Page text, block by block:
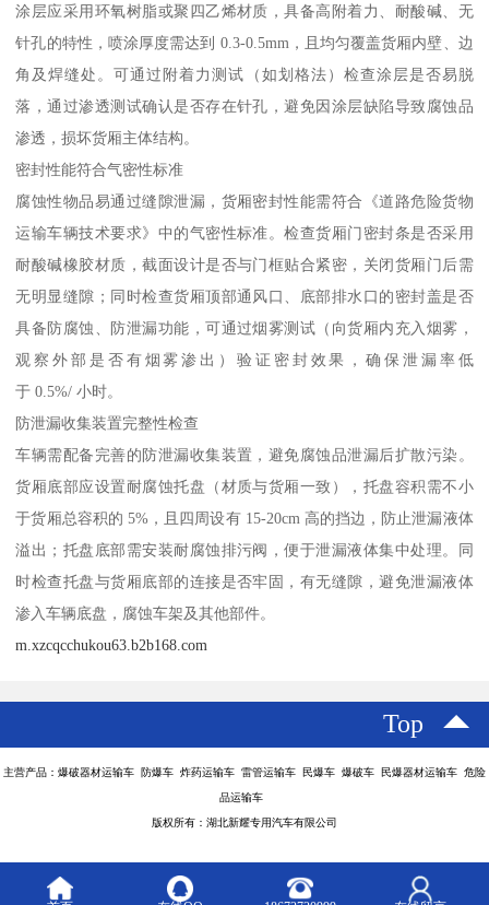
涂层应采用环氧树脂或聚四乙烯材质，具备高附着力、耐酸碱、无
针孔的特性，喷涂厚度需达到 0.3-0.5mm，且均匀覆盖货厢内壁、边
角及焊缝处。可通过附着力测试（如划格法）检查涂层是否易脱
落，通过渗透测试确认是否存在针孔，避免因涂层缺陷导致腐蚀品
渗透，损坏货厢主体结构。​
密封性能符合气密性标准​
腐蚀性物品易通过缝隙泄漏，货厢密封性能需符合《道路危险货物
运输车辆技术要求》中的气密性标准。检查货厢门密封条是否采用
耐酸碱橡胶材质，截面设计是否与门框贴合紧密，关闭货厢门后需
无明显缝隙；同时检查货厢顶部通风口、底部排水口的密封盖是否
具备防腐蚀、防泄漏功能，可通过烟雾测试（向货厢内充入烟雾，
观察外部是否有烟雾渗出）验证密封效果，确保泄漏率低
于 0.5%/ 小时。​
防泄漏收集装置完整性检查​
车辆需配备完善的防泄漏收集装置，避免腐蚀品泄漏后扩散污染。
货厢底部应设置耐腐蚀托盘（材质与货厢一致），托盘容积需不小
于货厢总容积的 5%，且四周设有 15-20cm 高的挡边，防止泄漏液体
溢出；托盘底部需安装耐腐蚀排污阀，便于泄漏液体集中处理。同
时检查托盘与货厢底部的连接是否牢固，有无缝隙，避免泄漏液体
渗入车辆底盘，腐蚀车架及其他部件。​
m.xzcqcchukou63.b2b168.com
Top
主营产品：爆破器材运输车 防爆车 炸药运输车 雷管运输车 民爆车 爆破车 民爆器材运输车 危险
品运输车
版权所有：湖北新耀专用汽车有限公司